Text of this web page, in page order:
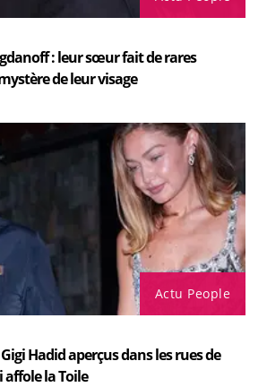
: leur sœur fait de rares
de leur visage
Actu People
Hadid aperçus dans les rues de
affole la Toile